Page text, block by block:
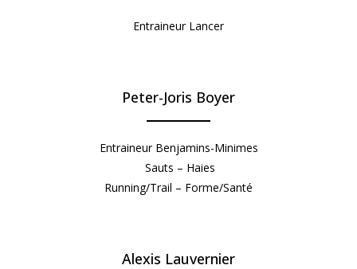
Entraineur Lancer
Peter-Joris Boyer
Entraineur Benjamins-Minimes
Sauts – Haies
Running/Trail – Forme/Santé
Alexis Lauvernier